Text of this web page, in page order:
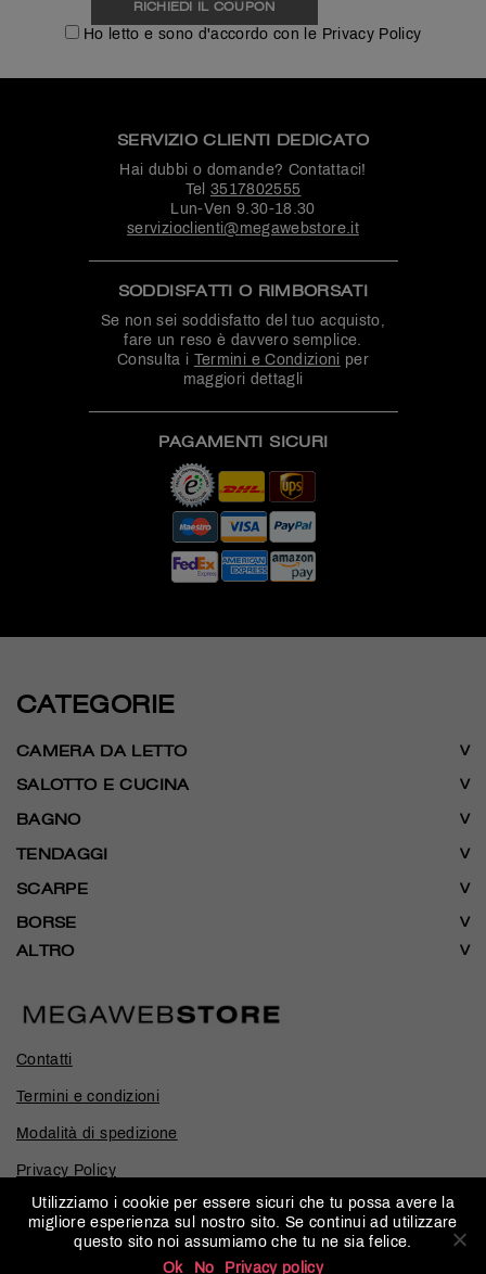
Ho letto e sono d'accordo con le Privacy Policy
SERVIZIO CLIENTI DEDICATO
Hai dubbi o domande? Contattaci!
Tel 3517802555
Lun-Ven 9.30-18.30
servizioclienti@megawebstore.it
SODDISFATTI O RIMBORSATI
Se non sei soddisfatto del tuo acquisto,
fare un reso è davvero semplice.
Consulta i Termini e Condizioni per
maggiori dettagli
PAGAMENTI SICURI
CATEGORIE
CAMERA DA LETTO
SALOTTO E CUCINA
BAGNO
TENDAGGI
SCARPE
BORSE
ALTRO
Contatti
Termini e condizioni
Modalità di spedizione
Privacy Policy
MEGAWEBSTORE- P.Iva 04650910161
Utilizziamo i cookie per essere sicuri che tu possa avere la
migliore esperienza sul nostro sito. Se continui ad utilizzare
questo sito noi assumiamo che tu ne sia felice.
Ok
No Privacy policy